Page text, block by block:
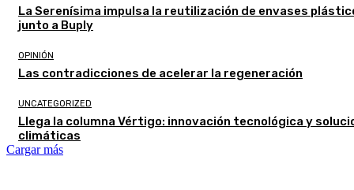
La Serenísima impulsa la reutilización de envases
junto a Buply
OPINIÓN
Las contradicciones de acelerar la regeneración
UNCATEGORIZED
Llega la columna Vértigo: innovación tecnológica y
climáticas
Cargar más